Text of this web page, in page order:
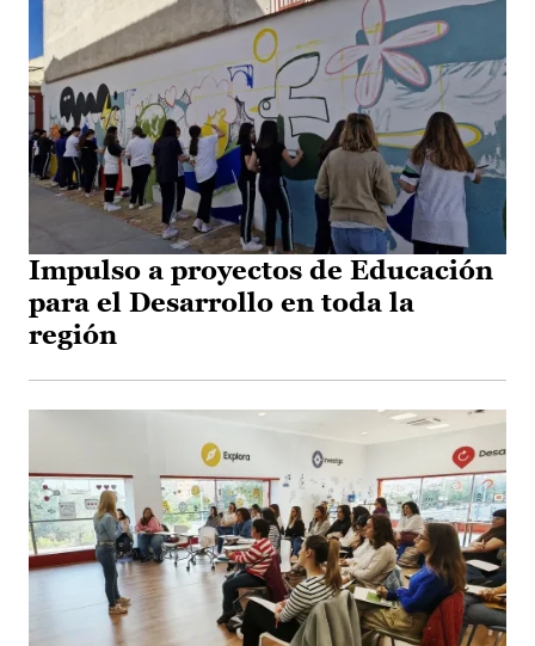
Impulso a proyectos de Educación
para el Desarrollo en toda la
región